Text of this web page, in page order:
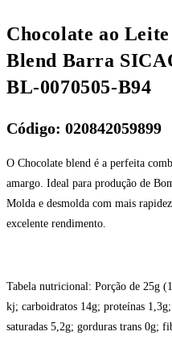
Chocolate ao
Blend Barra
BL-0070505-B94
Código: 020842059899
O Chocolate blend é a perfeita
amargo. Ideal para produção de
Molda e desmolda com mais
excelente rendimento.
Tabela nutricional: Porção de 25g
kj; carboidratos 14g; proteínas
saturadas 5,2g; gorduras trans 0g;